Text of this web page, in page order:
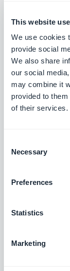
This website
We use cookies
provide social
We also share
our social
may combine it
provided to
of their services.
Selection
Necessary
Preferences
Statistics
Marketing
هاتف ذكي يحتوي على عدة ميزات  من مميزات